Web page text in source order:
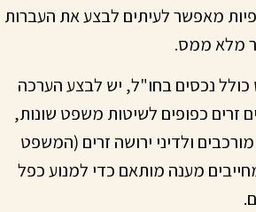
מאפשר לעיתים לבצע את העברות
מלא ממס.
נכסים בחו"ל, יש לבצע הערכה
זרים כפופים לשיטות משפט שונות,
מורכבים ולדיני ירושה זרים (המשפט
מענה מותאם כדי למנוע כפל